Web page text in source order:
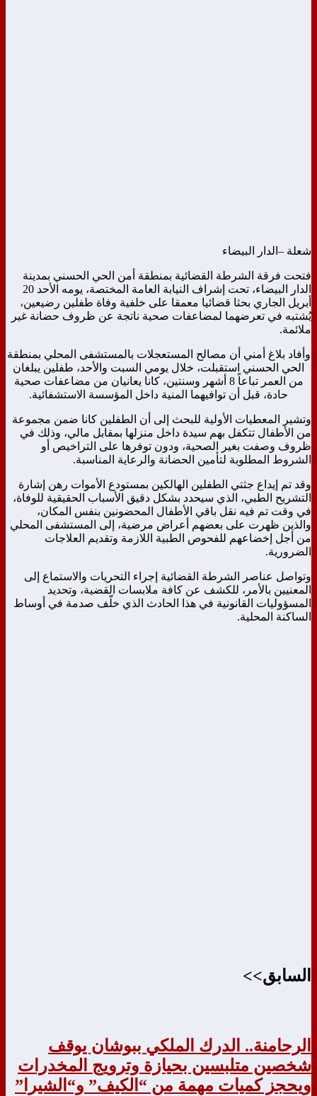
شعلة –الدار البيضاء
فتحت فرقة الشرطة القضائية بمنطقة أمن الحي الحسني بمدينة
الدار البيضاء، تحت إشراف النيابة العامة المختصة، يومه الأحد 20
أبريل الجاري بحثا قضائيا معمقا على خلفية وفاة طفلين رضيعين،
يُشتبه في تعرضهما لمضاعفات صحية ناتجة عن ظروف حضانة غير
ملائمة.
وأفاد بلاغ أمني أن مصالح المستعجلات بالمستشفى المحلي بمنطقة
الحي الحسني استقبلت، خلال يومي السبت والأحد، طفلين يبلغان
من العمر تباعاً 8 أشهر وسنتين، كانا يعانيان من مضاعفات صحية
حادة، قبل أن توافيهما المنية داخل المؤسسة الاستشفائية.
وتشير المعطيات الأولية للبحث إلى أن الطفلين كانا ضمن مجموعة
من الأطفال تتكفل بهم سيدة داخل منزلها بمقابل مالي، وذلك في
ظروف وصفت بغير الصحية، ودون توفرها على التراخيص أو
الشروط المطلوبة لتأمين الحضانة والرعاية المناسبة.
وقد تم إيداع جثتي الطفلين الهالكين بمستودع الأموات رهن إشارة
التشريح الطبي، الذي سيحدد بشكل دقيق الأسباب الحقيقية للوفاة،
في وقت تم فيه نقل باقي الأطفال المحضونين بنفس المكان،
والذين ظهرت على بعضهم أعراض مرضية، إلى المستشفى المحلي
من أجل إخضاعهم للفحوص الطبية اللازمة وتقديم العلاجات
الضرورية.
وتواصل عناصر الشرطة القضائية إجراء التحريات والاستماع إلى
المعنيين بالأمر، للكشف عن كافة ملابسات القضية، وتحديد
المسؤوليات القانونية في هذا الحادث الذي خلّف صدمة في أوساط
الساكنة المحلية.
السابق>>
الرحامنة.. الدرك الملكي ببوشان يوقف
شخصين متلبسين بحيازة وترويج المخدرات
ويحجز كميات مهمة من “الكيف” و“الشيرا”